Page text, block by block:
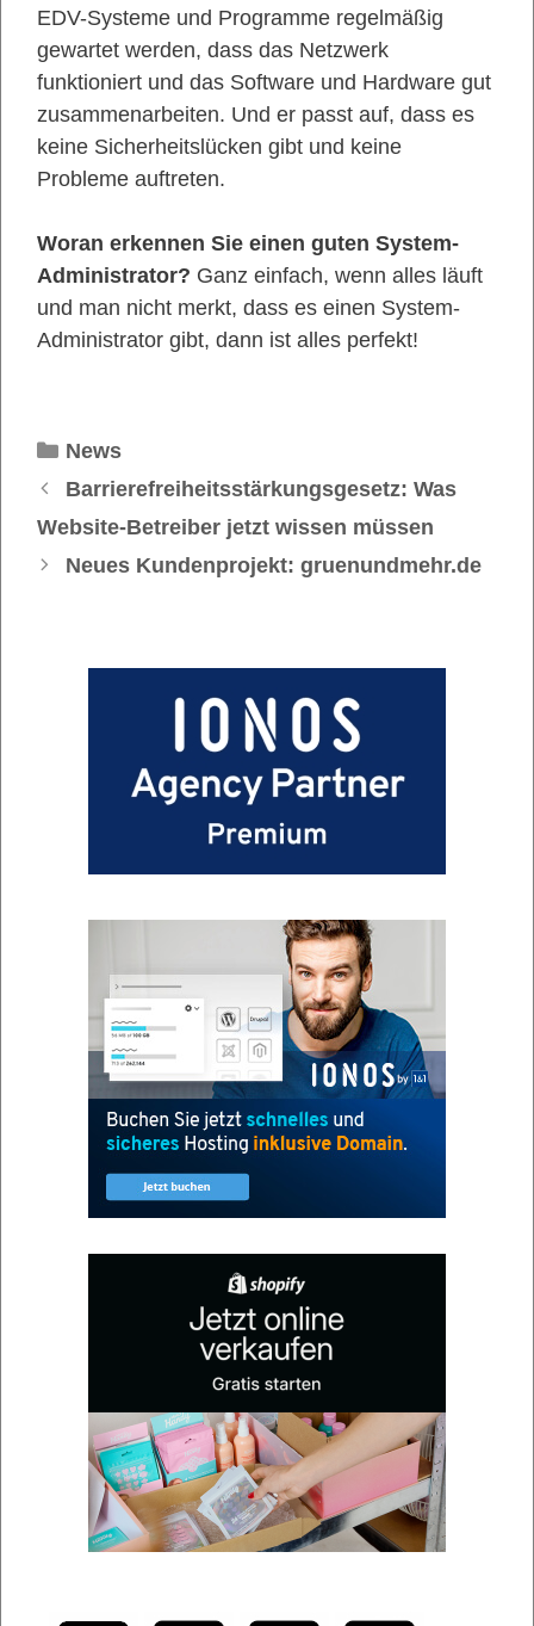
EDV-Systeme und Programme regelmäßig
gewartet werden, dass das Netzwerk
funktioniert und das Software und Hardware gut
zusammenarbeiten. Und er passt auf, dass es
keine Sicherheitslücken gibt und keine
Probleme auftreten.
Woran erkennen Sie einen guten System-
Administrator? Ganz einfach, wenn alles läuft
und man nicht merkt, dass es einen System-
Administrator gibt, dann ist alles perfekt!
Kategorien
News
Barrierefreiheitsstärkungsgesetz: Was
Website-Betreiber jetzt wissen müssen
Neues Kundenprojekt: gruenundmehr.de